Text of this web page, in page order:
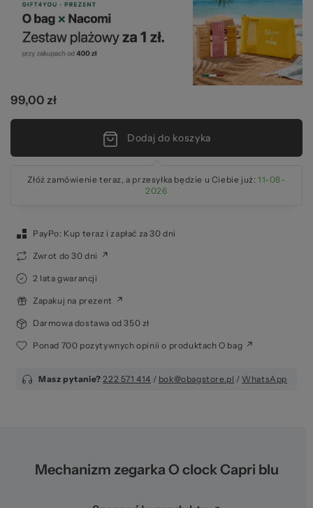
99,00 zł
Dodaj do koszyka
Złóż zamówienie teraz, a przesyłka będzie u Ciebie już: 11-08-
2026
PayPo: Kup teraz i zapłać za 30 dni
Zwrot do 30 dni
2 lata gwarancji
Zapakuj na prezent
Darmowa dostawa od 350 zł
Ponad 700 pozytywnych opinii o produktach O bag
Masz pytanie? 222 571 414 / bok@obagstore.pl / WhatsApp
Mechanizm zegarka O clock Capri blu